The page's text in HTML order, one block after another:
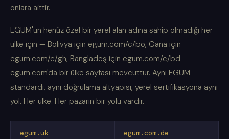
onlara aittir.
EGUM'un henüz özel bir yerel alan adına sahip olmadığı her
ülke için — Bolivya için egum.com/c/bo, Gana için
egum.com/c/gh, Bangladeş için egum.com/c/bd —
egum.com'da bir ülke sayfası mevcuttur. Aynı EGUM
standardı, aynı doğrulama altyapısı, yerel sertifikasyona aynı
yol. Her ülke. Her pazarın bir yolu vardır.
egum.uk egum.com.de